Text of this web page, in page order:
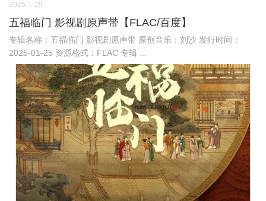
2025-1-29
五福临门 影视剧原声带【FLAC/百度】
专辑名称：五福临门 影视剧原声带 原创音乐：刘沙 发行时间：
2025-01-25 资源格式：FLAC 专辑 ...